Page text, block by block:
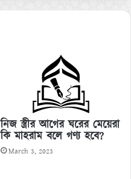
নিজ স্ত্রীর আগের ঘরের মেয়েরা
কি মাহরাম বলে গণ্য হবে?
March 3, 2023